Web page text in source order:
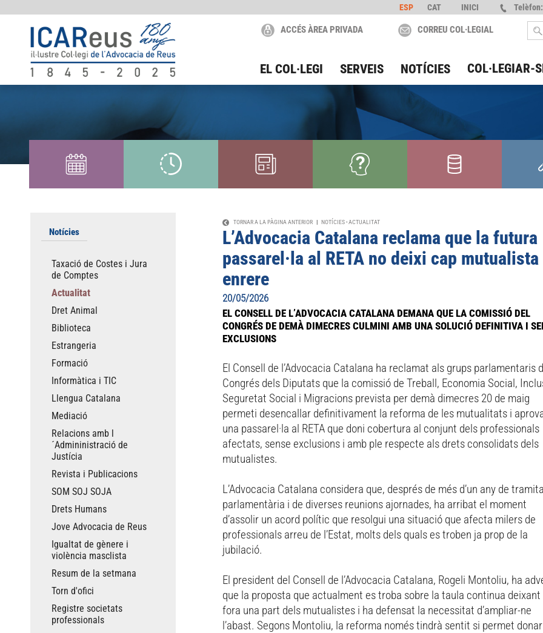
ESP CAT INICI
ACCÉS ÀREA PRIVADA CORREU COL·LEGIAL
EL COL·LEGI SERVEIS NOTÍCIES COL·LEGIAR-
Notícies
Taxació de Costes i Jura
de Comptes
Actualitat
Dret Animal
Biblioteca
Estrangeria
Formació
Informàtica i TIC
Llengua Catalana
Mediació
Relacions amb l
´Admininistració de
Justícia
Revista i Publicacions
SOM SOJ SOJA
Drets Humans
Jove Advocacia de Reus
Igualtat de gènere i
violència masclista
Resum de la setmana
Torn d'ofici
Registre societats
professionals
TORNAR A LA PÀGINA ANTERIOR| NOTÍCIES-ACTUALITAT
L’Advocacia Catalana reclama que la futura
passarel·la al RETA no deixi cap mutualista
enrere
20/05/2026
EL CONSELL DE L’ADVOCACIA CATALANA DEMANA QUE LA COMISSIÓ DEL
CONGRÉS DE DEMÀ DIMECRES CULMINI AMB UNA SOLUCIÓ DEFINITIVA I
EXCLUSIONS
El Consell de l’Advocacia Catalana ha reclamat als grups parlamentaris
Congrés dels Diputats que la comissió de Treball, Economia Social,
Seguretat Social i Migracions prevista per demà dimecres 20 de maig
permeti desencallar definitivament la reforma de les mutualitats i
una passarel·la al RETA que doni cobertura al conjunt dels professionals
afectats, sense exclusions i amb ple respecte als drets consolidats dels
mutualistes.
L’Advocacia Catalana considera que, després de més d’un any de
parlamentària i de diverses reunions ajornades, ha arribat el moment
d’assolir un acord polític que resolgui una situació que afecta milers de
professionals arreu de l’Estat, molts dels quals es troben ja prop de la
jubilació.
El president del Consell de l’Advocacia Catalana, Rogeli Montoliu, ha
que la proposta que actualment es troba sobre la taula continua deixant
fora una part dels mutualistes i ha defensat la necessitat d’ampliar-ne
l’abast. Segons Montoliu, la reforma només tindrà sentit si permet donar